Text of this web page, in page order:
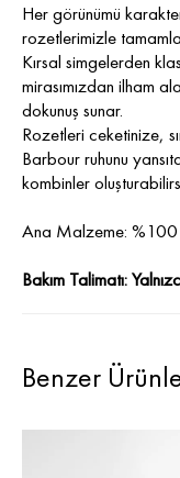
Her görünümü
rozetlerimizle
Kırsal simgelerden
mirasımızdan ilham
dokunuş sunar.
Rozetleri ceketinize,
Barbour ruhunu
kombinler
Ana Malzeme:
Bakım Talimatı:
Benzer